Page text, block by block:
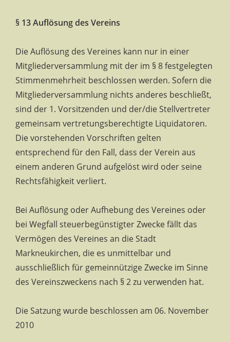
§ 13 Auflösung des Vereins
Die Auflösung des Vereines kann nur in einer
Mitgliederversammlung mit der im § 8 festgelegten
Stimmenmehrheit beschlossen werden. Sofern die
Mitgliederversammlung nichts anderes beschließt,
sind der 1. Vorsitzenden und der/die Stellvertreter
gemeinsam vertretungsberechtigte Liquidatoren.
Die vorstehenden Vorschriften gelten
entsprechend für den Fall, dass der Verein aus
einem anderen Grund aufgelöst wird oder seine
Rechtsfähigkeit verliert.
Bei Auflösung oder Aufhebung des Vereines oder
bei Wegfall steuerbegünstigter Zwecke fällt das
Vermögen des Vereines an die Stadt
Markneukirchen, die es unmittelbar und
ausschließlich für gemeinnützige Zwecke im Sinne
des Vereinszweckens nach § 2 zu verwenden hat.
Die Satzung wurde beschlossen am 06. November
2010